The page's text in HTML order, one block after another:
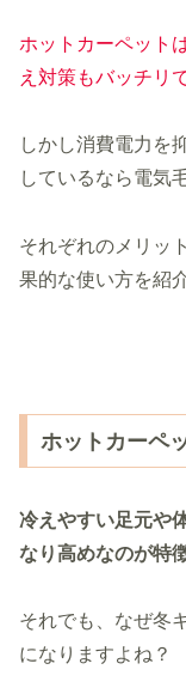
ホットカーペット
え対策もバッチリ
しかし消費電力を
しているなら電気
それぞれのメリッ
果的な使い方を紹
ホットカーペ
冷えやすい足元や
なり高めなのが特
それでも、なぜ冬
になりますよね？